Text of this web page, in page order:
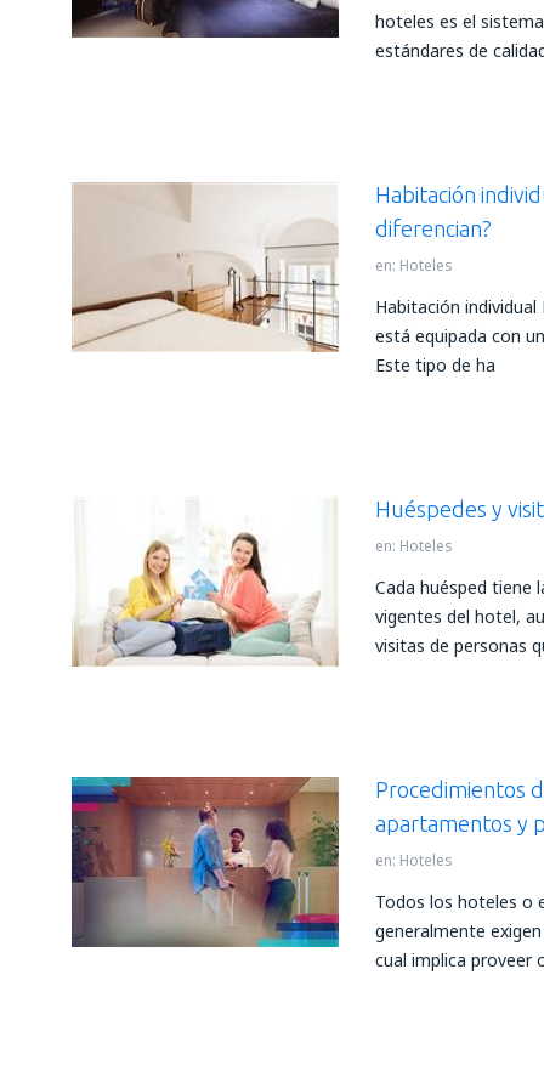
hoteles es el
estándares de
Habitación
diferencian?
en: Hoteles
Habitación
está equipada con
Este tipo de ha
Huéspedes y
en: Hoteles
Cada huésped tiene
vigentes del hotel,
visitas de personas
Procedimientos
apartamentos y
en: Hoteles
Todos los hoteles o
generalmente
cual implica proveer